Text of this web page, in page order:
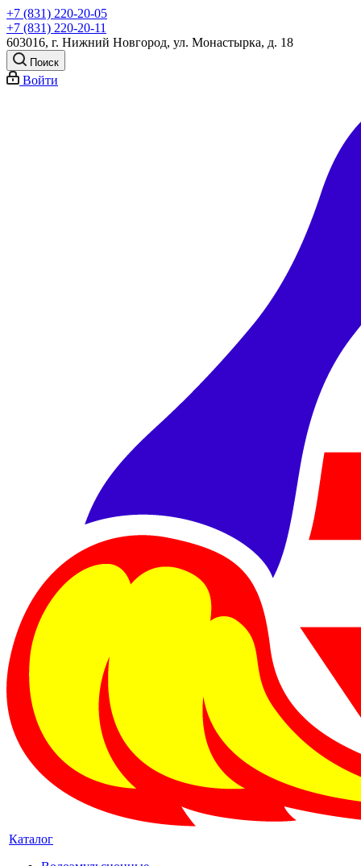
+7 (831) 220-20-05
+7 (831) 220-20-11
603016, г. Нижний Новгород, ул. Монастырка, д. 18
Поиск
Войти
Каталог